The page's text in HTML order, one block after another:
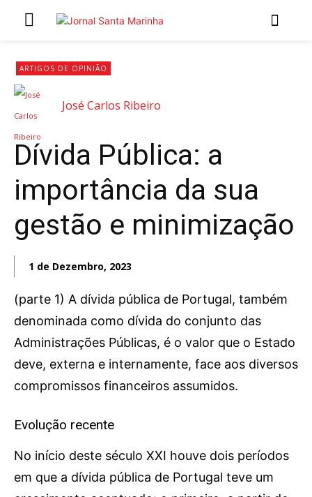
ÚLTIMAS NOTÍCIAS
Secções
MARCHAS POPULARES DE SÃO JOÃO 2026
NATAL NAS FREGUESIAS
ATUALIDADE
REGIÃO
SOCIEDADE
OCORRÊNCIAS
EMPRESAS E INOVAÇÃO
DESPORTO
JOVENS PENSADORES
EM FOCO
OPINIÃO DOS LEITORES
ANDANDO POR AÍ
EM LUTO
ARTIGOS DE OPINIÃO
José Carlos Ribeiro
Dívida Pública: a
importância da sua
gestão e minimização
1 de Dezembro, 2023
(parte 1) A dívida pública de Portugal, também
denominada como dívida do conjunto das
Administrações Públicas, é o valor que o Estado
deve, externa e internamente, face aos diversos
compromissos financeiros assumidos.
Evolução recente
No início deste século XXI houve dois períodos
em que a dívida pública de Portugal teve um